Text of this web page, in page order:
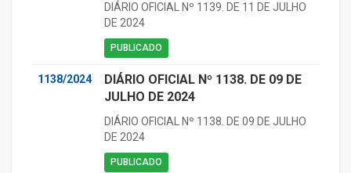
DIÁRIO OFICIAL Nº 1139. DE 11 DE JULHO
DE 2024
PUBLICADO
1138/2024
DIÁRIO OFICIAL Nº 1138. DE 09 DE
JULHO DE 2024
DIÁRIO OFICIAL Nº 1138. DE 09 DE JULHO
DE 2024
PUBLICADO